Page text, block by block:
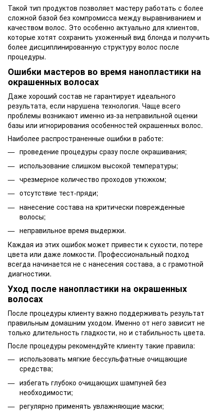
Такой тип продуктов позволяет мастеру работать с более
сложной базой без компромисса между выравниванием и
качеством волос. Это особенно актуально для клиентов,
которые хотят сохранить ухоженный вид блонда и получить
более дисциплинированную структуру волос после
процедуры.
Ошибки мастеров во время нанопластики на
окрашенных волосах
Даже хороший состав не гарантирует идеального
результата, если нарушена технология. Чаще всего
проблемы возникают именно из-за неправильной оценки
базы или игнорирования особенностей окрашенных волос.
Наиболее распространенные ошибки в работе:
проведение процедуры сразу после окрашивания;
использование слишком высокой температуры;
чрезмерное количество проходов утюжком;
отсутствие тест-пряди;
нанесение состава на критически поврежденные
волосы;
неправильное время выдержки.
Каждая из этих ошибок может привести к сухости, потере
цвета или даже ломкости. Профессиональный подход
всегда начинается не с нанесения состава, а с грамотной
диагностики.
Уход после нанопластики на окрашенных
волосах
После процедуры клиенту важно поддерживать результат
правильным домашним уходом. Именно от него зависит не
только длительность гладкости, но и стабильность цвета.
После процедуры рекомендуйте клиенту такие правила:
использовать мягкие бессульфатные очищающие
средства;
избегать глубоко очищающих шампуней без
необходимости;
регулярно применять увлажняющие маски;